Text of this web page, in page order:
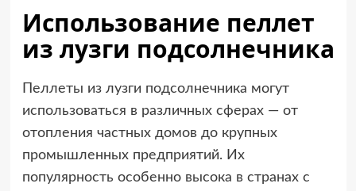
Использование пеллет
из лузги подсолнечника
Пеллеты из лузги подсолнечника могут
использоваться в различных сферах — от
отопления частных домов до крупных
промышленных предприятий. Их
популярность особенно высока в странах с